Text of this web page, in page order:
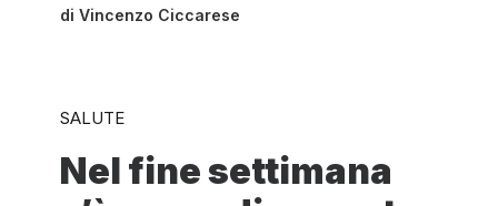
di Vincenzo Ciccarese
SALUTE
Nel fine settimana